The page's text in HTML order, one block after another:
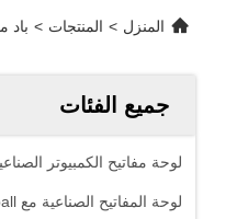
المنزل > المنتجات >
جميع الفئات
لوحة مفاتيح الكمبيوتر
لوحة المفاتيح الصناعية مع Trackball